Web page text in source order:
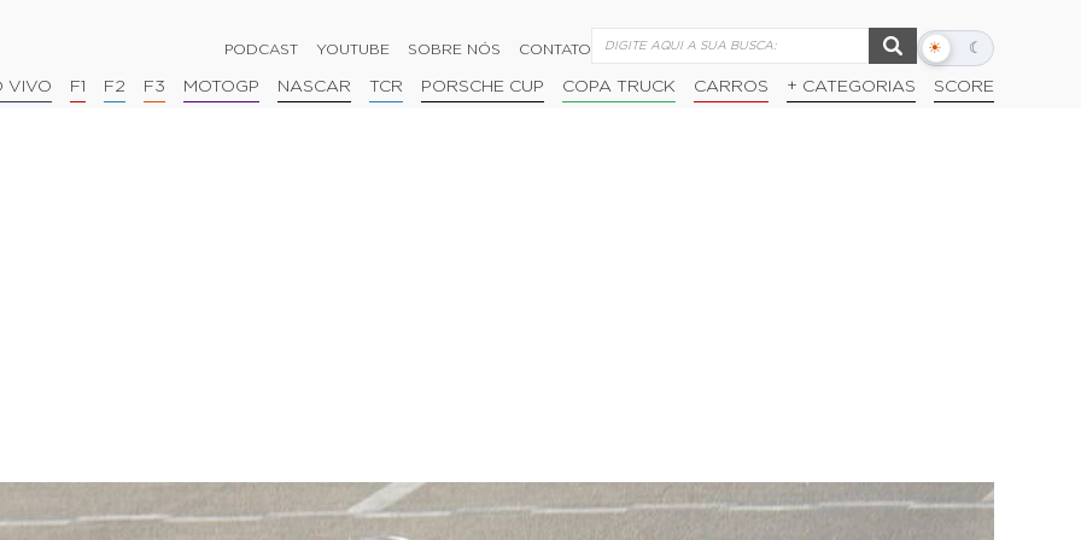
PODCAST YOUTUBE SOBRE NÓS CONTATO ☀ ☾
Alternar
escuro
VIVO F1 F2 F3 MOTOGP NASCAR TCR PORSCHE CUP COPA TRUCK CARROS + CATEGORIAS SCORE